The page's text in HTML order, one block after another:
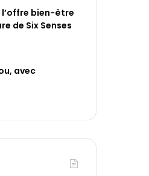
l’offre bien-être
de Six Senses
avec